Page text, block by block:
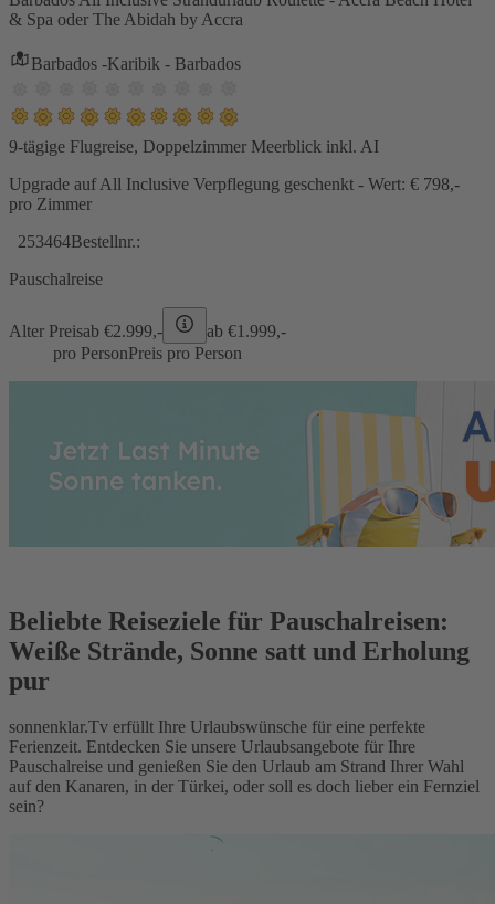
& Spa oder The Abidah by Accra
Barbados -Karibik - Barbados
9-tägige Flugreise, Doppelzimmer Meerblick inkl. AI
Upgrade auf All Inclusive Verpflegung geschenkt - Wert: € 798,-
pro Zimmer
253464Bestellnr.:
Pauschalreise
Alter Preisab €2.999,- ab €1.999,-
pro PersonPreis pro Person
Beliebte Reiseziele für Pauschalreisen:
Weiße Strände, Sonne satt und Erholung
pur
sonnenklar.Tv erfüllt Ihre Urlaubswünsche für eine perfekte
Ferienzeit. Entdecken Sie unsere Urlaubsangebote für Ihre
Pauschalreise und genießen Sie den Urlaub am Strand Ihrer Wahl
auf den Kanaren, in der Türkei, oder soll es doch lieber ein Fernziel
sein?